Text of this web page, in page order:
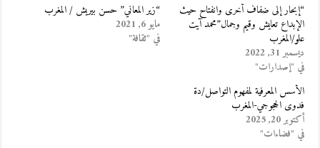
“إبحار إلى ضفاف أخرى وانفتاح حيث
الإبداع تعايش وقيم وجمال”محمد آيت
علو/المغرب
ديسمبر 31, 2022
في "إصدارات"
“زير المعاني” حسن بيريش / المغرب
مايو 6, 2021
في "ثقافة"
الأسس المعرفية لمفهوم التواصل/دة
فدوى الحجوجي-المغرب
أكتوبر 20, 2025
في "فضاءات"